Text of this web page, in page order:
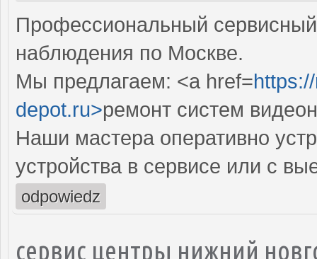
Профессиональный
наблюдения по Москве.
Мы предлагаем: <a href=
depot.ru>ремонт систем
Наши мастера оперативно
устройства в сервисе или с
odpowiedz
сервис центры нижний